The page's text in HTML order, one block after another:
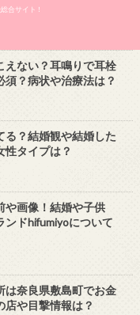
合サイト！
えない？耳鳴りで耳栓
須？病状や治療法は？
る？結婚観や結婚した
性タイプは？
や画像！結婚や子供
ンドhifumiyoについて
は奈良県敷島町でお金
店や目撃情報は？